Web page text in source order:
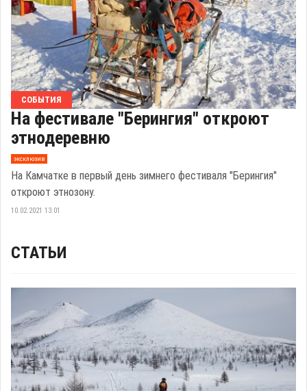
СОБЫТИЯ
На фестивале "Берингия" откроют
этнодеревню
эксклюзив
На Камчатке в первый день зимнего фестиваля "Берингия"
откроют этнозону.
10.02.2021 13:01
СТАТЬИ